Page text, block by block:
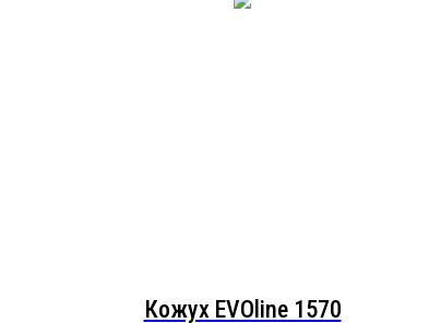
Кожух EVOline 1570